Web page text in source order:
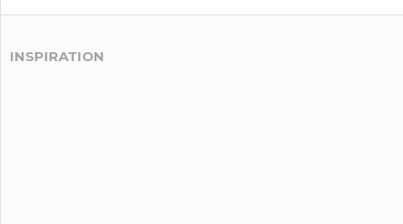
INSPIRATION